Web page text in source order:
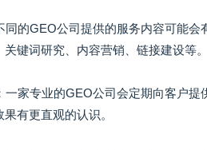
同的GEO公司提供的服务内容可能
键词研究、内容营销、链接建设等。
一家专业的GEO公司会定期向客户
有更直观的认识。